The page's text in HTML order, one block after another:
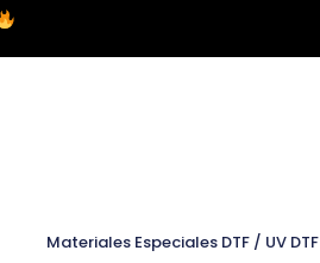
Materiales Especiales DTF / UV DTF